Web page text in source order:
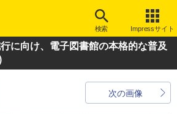
検索 Impressサイト
に向け、電子図書館の本格的な普及
次の画像